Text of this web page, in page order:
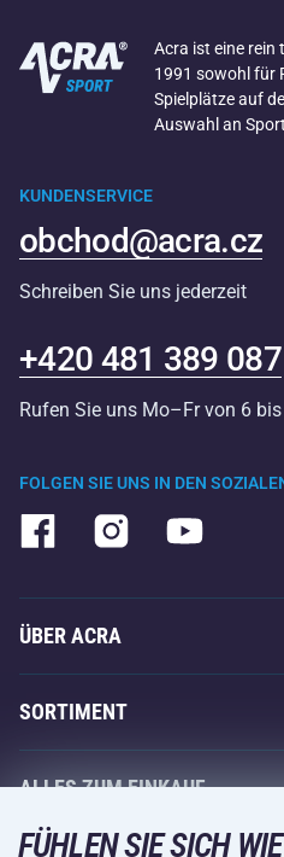
Acra ist eine rein
1991 sowohl für
Spielplätze auf
Auswahl an
FOLGEN SIE UNS IN DEN
KUNDENSERVICE
obchod@acra.cz
Schreiben Sie uns jederzeit
+420 481 389 087
Rufen Sie uns Mo–Fr von 6
ÜBER ACRA
Über uns
Acra-Garantie
Kontakte
Großhandel
SORTIMENT
Fitness und Krafttraining
Racketsportarten
ALLES ZUM EINKAUF
Acra-Garantie
FÜHLEN SIE SICH